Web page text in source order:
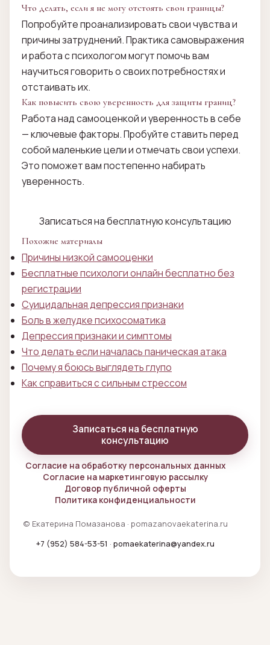
Что делать, если я не могу отстоять свои границы?
Попробуйте проанализировать свои чувства и
причины затруднений. Практика самовыражения
и работа с психологом могут помочь вам
научиться говорить о своих потребностях и
отстаивать их.
Как повысить свою уверенность для защиты границ?
Работа над самооценкой и уверенность в себе
— ключевые факторы. Пробуйте ставить перед
собой маленькие цели и отмечать свои успехи.
Это поможет вам постепенно набирать
уверенность.
Записаться на бесплатную консультацию
Похожие материалы
Причины низкой самооценки
Бесплатные психологи онлайн бесплатно без
регистрации
Суицидальная депрессия признаки
Боль в желудке психосоматика
Депрессия признаки и симптомы
Что делать если началась паническая атака
Почему я боюсь выглядеть глупо
Как справиться с сильным стрессом
Записаться на бесплатную
консультацию
Согласие на обработку персональных данных
Согласие на маркетинговую рассылку
Договор публичной оферты
Политика конфиденциальности
© Екатерина Помазанова · pomazanovaekaterina.ru
+7 (952) 584-53-51 · pomaekaterina@yandex.ru